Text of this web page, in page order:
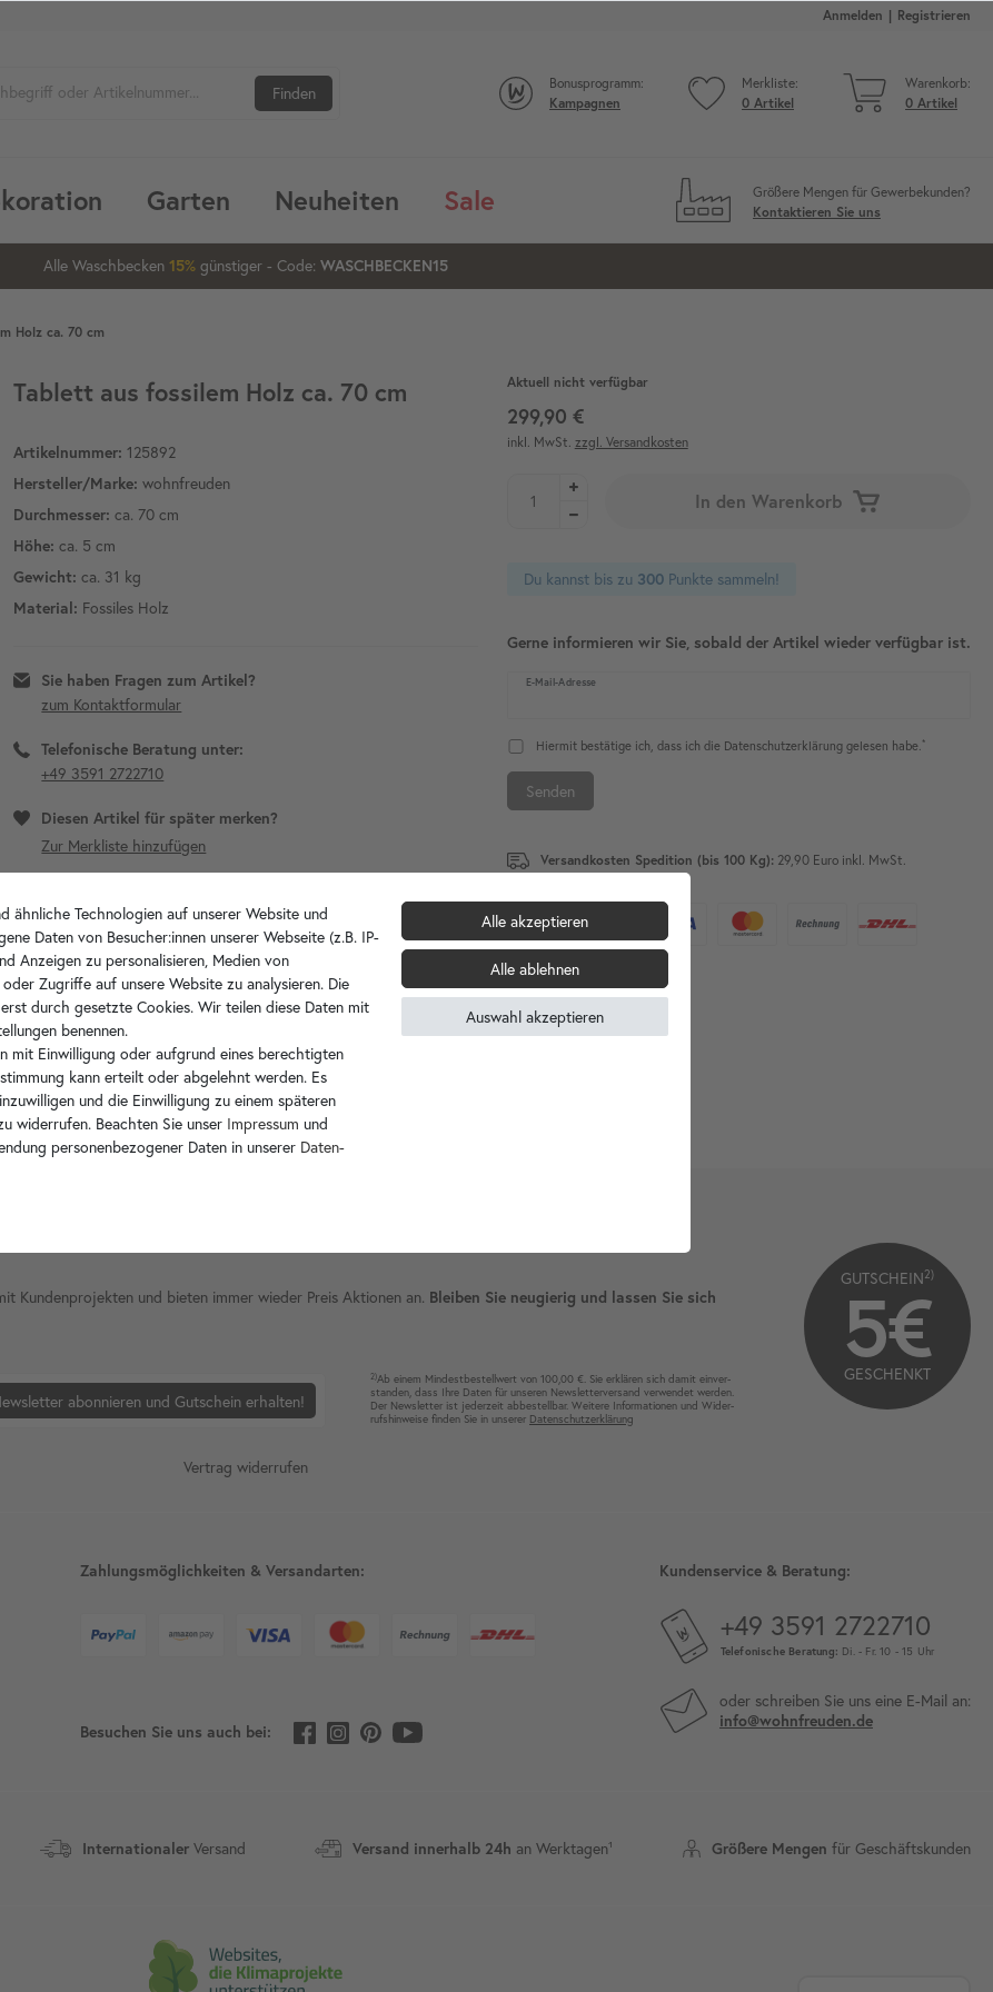
Anmelden Registrieren
Bonusprogramm:
Kampagnen
Merkliste:
0 Artikel
Warenkorb:
0 Artikel
Finden
Garten Neuheiten Sale
Größere Mengen für Gewerbekunden?
Kontaktieren Sie uns
Alle Waschbecken 15% günstiger - Code: WASCHBECKEN15
20%
Holz ca. 70 cm
Tablett aus fossilem Holz ca. 70 cm
Artikelnummer: 125892
Hersteller/Marke: wohnfreuden
Durchmesser: ca. 70 cm
Höhe: ca. 5 cm
Gewicht: ca. 31 kg
Material: Fossiles Holz
Sie haben Fragen zum Artikel?
zum Kontaktformular
Telefonische Beratung unter:
+49 3591 2722710
Diesen Artikel für später merken?
Aktuell nicht verfügbar
299,90 €
inkl. MwSt. zzgl. Versandkosten
In den Warenkorb
Du kannst bis zu 300Punkte sammeln!
Gerne informieren wir Sie, sobald der Artikel wieder verfügbar ist.
E-Mail-Adresse
Hiermit bestätige ich, dass ich die Daten­schutz­erklärunggelesen habe. *
Senden
Versandkosten Spedition (bis 100 Kg): 29,90 Euro inkl. MwSt.
InternationalerVersand Versand innerhalb 24h an Werktagen¹ Größere Mengen für Geschäftskunden
Kundenprojekten und bieten immer wieder Preis Aktionen an. Bleiben Sie neugierig und lassen Sie sich
abonnieren und Gutschein erhalten!
2)Ab einem Mindest­bestell­wert von 100,00 €. Sie erklären sich damit ein­ver­
standen, dass Ihre Da­ten für unseren News­letter­versand ver­wen­det werden.
Der News­letter ist jeder­zeit ab­bestel­lbar. Weitere Infor­mationen und Wider­
rufshin­weise finden Sie in unserer Daten­schutz­erklärung
GUTSCHEIN2)
5€
GESCHENKT
Vertrag widerrufen
Zahlungsmöglichkeiten & Versandarten:
Besuchen Sie uns auch bei:
Kundenservice & Beratung:
+49 3591 2722710
Telefonische Beratung: Di. - Fr. 10 - 15 Uhr
oder schreiben Sie uns eine E-Mail an:
info@wohnfreuden.de
ähnliche Technologien auf unserer Website und
Daten von Besucher:innen unserer Webseite (z.B. IP-
Anzeigen zu personalisieren, Medien von
Zugriffe auf unsere Website zu analysieren. Die
durch gesetzte Cookies. Wir teilen diese Daten mit
benennen.
mit Einwilligung oder aufgrund eines berechtigten
kann erteilt oder abgelehnt werden. Es
und die Einwilligung zu einem späteren
widerrufen. Beachten Sie unser Impressum und
personenbezogener Daten in unserer Daten­
Alle akzeptieren
Alle ablehnen
Auswahl akzeptieren